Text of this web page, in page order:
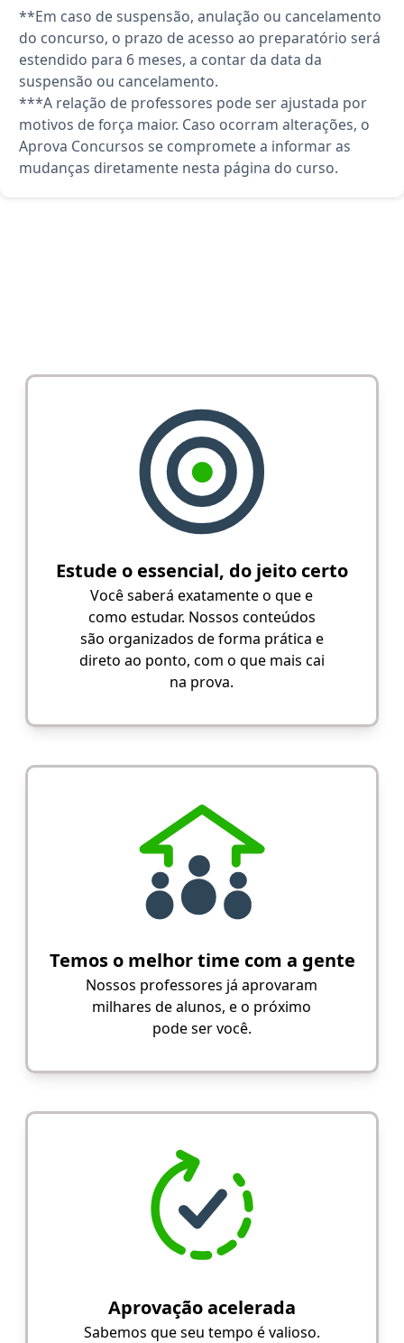
**Em caso de suspensão, anulação ou cancelamento
do concurso, o prazo de acesso ao preparatório será
estendido para 6 meses, a contar da data da
suspensão ou cancelamento.
***A relação de professores pode ser ajustada por
motivos de força maior. Caso ocorram alterações, o
Aprova Concursos se compromete a informar as
mudanças diretamente nesta página do curso.
Estude o essencial, do jeito certo
Você saberá exatamente o que e
como estudar. Nossos conteúdos
são organizados de forma prática e
direto ao ponto, com o que mais cai
na prova.
Temos o melhor time com a gente
Nossos professores já aprovaram
milhares de alunos, e o próximo
pode ser você.
Aprovação acelerada
Sabemos que seu tempo é valioso.